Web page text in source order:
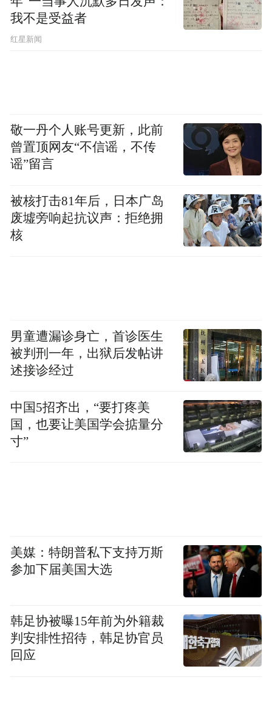
我不是受益者
红星新闻
敬一丹个人账号更新，此前
曾置顶网友“不信谣，不传
谣”留言
被核打击81年后，日本广岛
废墟旁响起抗议声：拒绝拥
核
男童遭漏诊身亡，首诊医生
被判刑一年，出狱后发帖讲
述接诊经过
中国5招齐出，“要打疼美
国，也要让美国学会掂量分
寸”
美媒：特朗普私下支持万斯
参加下届美国大选
韩足协被曝15年前为外籍裁
判安排性招待，韩足协官员
回应